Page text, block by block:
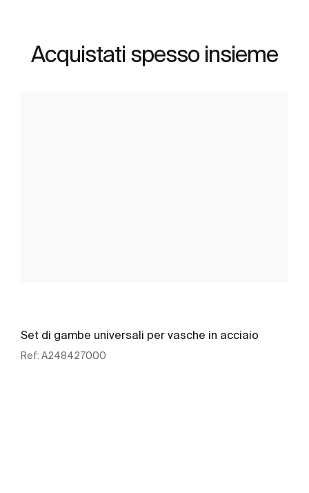
Acquistati spesso insieme
Set di gambe universali per vasche in acciaio
Ref: A248427000